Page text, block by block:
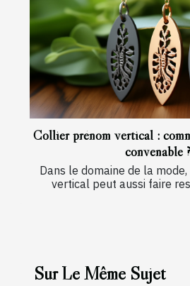
Collier prénom vertical :
convenable
Dans le domaine de la
vertical peut aussi faire
Sur Le Même Sujet